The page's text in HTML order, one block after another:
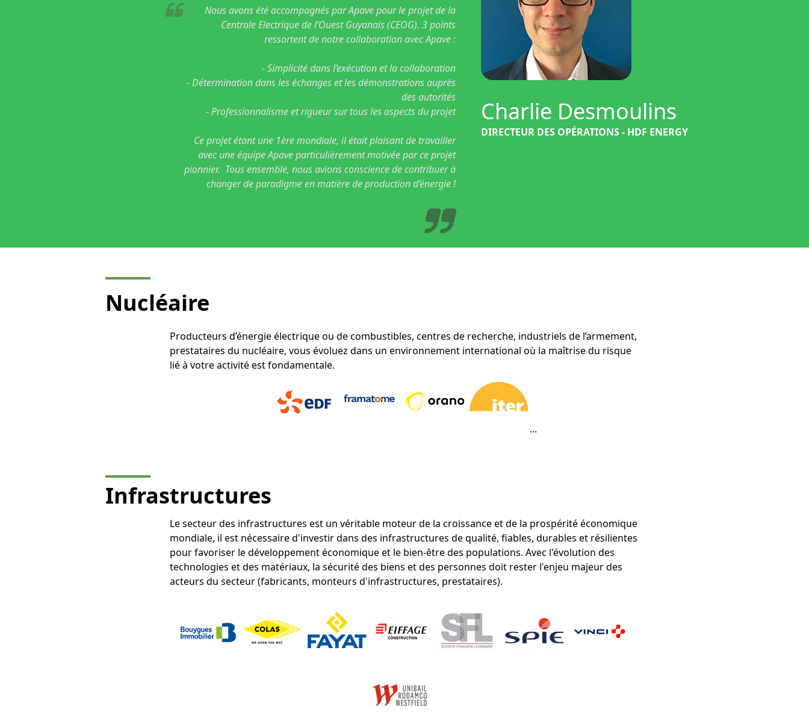
Nous avons été accompagnés par Apave pour le projet de la
Centrale Electrique de l’Ouest Guyanais (CEOG). 3 points
ressortent de notre collaboration avec Apave :
- Simplicité dans l’exécution et la collaboration
- Détermination dans les échanges et les démonstrations auprès
des autorités
- Professionnalisme et rigueur sur tous les aspects du projet
Ce projet étant une 1ère mondiale, il était plaisant de travailler
avec une équipe Apave particulièrement motivée par ce projet
pionnier. Tous ensemble, nous avions conscience de contribuer à
changer de paradigme en matière de production d’énergie !
Charlie Desmoulins
DIRECTEUR DES OPÉRATIONS - HDF ENERGY
Nucléaire
Producteurs d’énergie électrique ou de combustibles, centres de recherche, industriels de l’armement,
prestataires du nucléaire, vous évoluez dans un environnement international où la maîtrise du risque
lié à votre activité est fondamentale.
...
Infrastructures
Le secteur des infrastructures est un véritable moteur de la croissance et de la prospérité économique
mondiale, il est nécessaire d'investir dans des infrastructures de qualité, fiables, durables et résilientes
pour favoriser le développement économique et le bien-être des populations. Avec l'évolution des
technologies et des matériaux, la sécurité des biens et des personnes doit rester l'enjeu majeur des
acteurs du secteur (fabricants, monteurs d'infrastructures, prestataires).